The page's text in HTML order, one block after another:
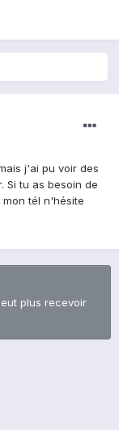
j'ai pu voir des
Si tu as besoin de
tél n'hésite
plus recevoir